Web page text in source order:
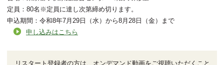
定員：80名※定員に達し次第締め切ります。
申込期間：令和8年7月29日（水）から8月28日（金）まで
申し込みはこちら
リスタート登録者の方は、オンデマンド動画をご視聴いただくこと